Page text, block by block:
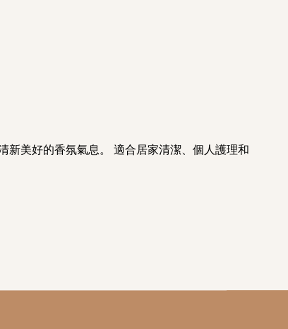
美好的香氛氣息。 適合居家清潔、個人護理和